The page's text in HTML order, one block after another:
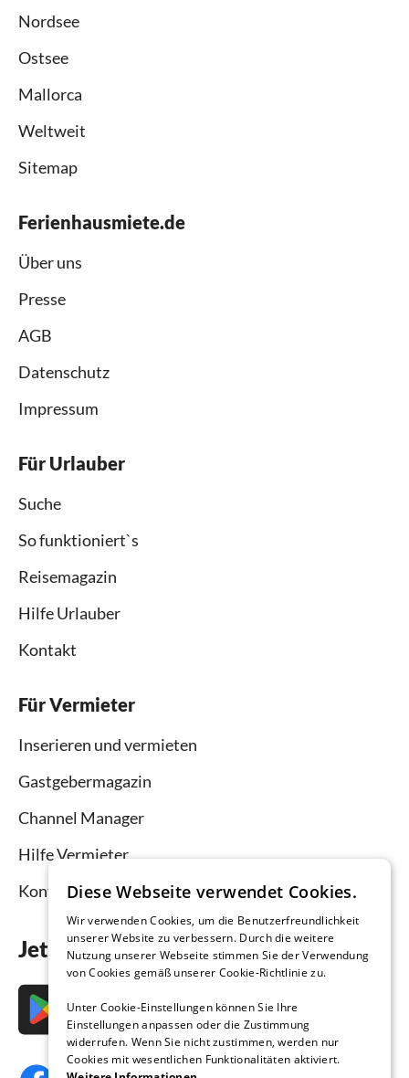
Nordsee
Ostsee
Mallorca
Weltweit
Sitemap
Ferienhausmiete.de
Über uns
Presse
AGB
Datenschutz
Impressum
Für Urlauber
Suche
So funktioniert`s
Reisemagazin
Hilfe Urlauber
Kontakt
Für Vermieter
Inserieren und vermieten
Gastgebermagazin
Channel Manager
Hilfe Vermieter
Kontakt
Jetzt die App downloaden
Diese Webseite verwendet Cookies.
Wir verwenden Cookies, um die Benutzerfreundlichkeit
unserer Website zu verbessern. Durch die weitere
Nutzung unserer Webseite stimmen Sie der Verwendung
von Cookies gemäß unserer Cookie-Richtlinie zu.
Unter Cookie-Einstellungen können Sie Ihre
Einstellungen anpassen oder die Zustimmung
widerrufen. Wenn Sie nicht zustimmen, werden nur
Cookies mit wesentlichen Funktionalitäten aktiviert.